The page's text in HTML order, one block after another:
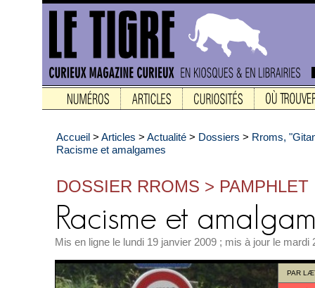
Accueil > Articles > Actualité > Dossiers > Rroms,
Racisme et amalgames
DOSSIER RROMS > PAMPHLET
Mis en ligne le lundi 19 janvier 2009 ; mis à jour le mardi
PAR